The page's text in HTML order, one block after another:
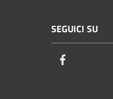
SEGUICI SU